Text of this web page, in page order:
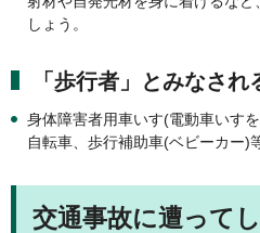
しょう。
「歩行者」とみなされ
身体障害者用車いす(電動車いす
自転車、歩行補助車(ベビーカー)
交通事故に遭って